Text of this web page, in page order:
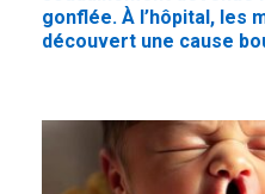
gonflée. À l’hôpital, les
découvert une cause